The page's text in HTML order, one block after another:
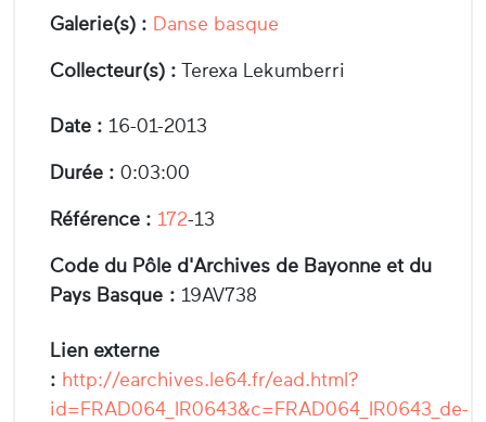
Galerie(s) : Danse basque
Collecteur(s) : Terexa Lekumberri
Date : 16-01-2013
Durée : 0:03:00
Référence : 172-13
Code du Pôle d'Archives de Bayonne et du
Pays Basque : 19AV738
Lien externe
: http://earchives.le64.fr/ead.html?
id=FRAD064_IR0643&c=FRAD064_IR0643_de-